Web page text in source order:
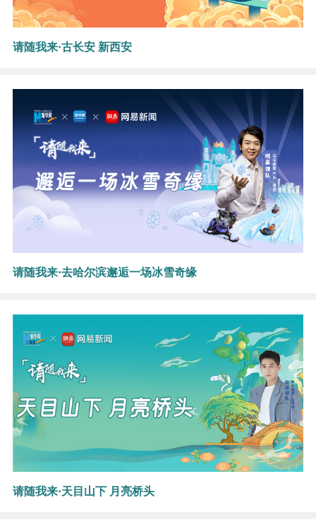
请随我来·古长安 新西安
请随我来·去哈尔滨邂逅一场冰雪奇缘
请随我来·天目山下 月亮桥头